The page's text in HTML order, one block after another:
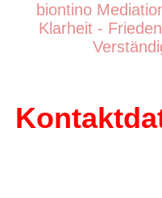
biontino
Klarheit -